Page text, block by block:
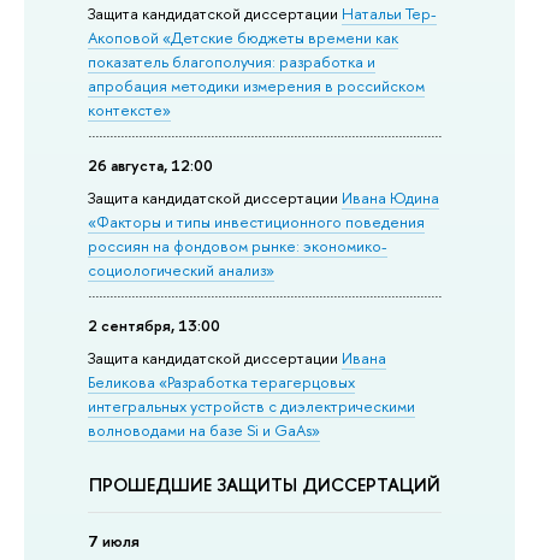
Защита кандидатской диссертации Натальи Тер-
Акоповой «Детские бюджеты времени как
показатель благополучия: разработка и
апробация методики измерения в российском
контексте»
26 августа, 12:00
Защита кандидатской диссертации Ивана Юдина
«Факторы и типы инвестиционного поведения
россиян на фондовом рынке: экономико-
социологический анализ»
2 сентября, 13:00
Защита кандидатской диссертации Ивана
Беликова «Разработка терагерцовых
интегральных устройств с диэлектрическими
волноводами на базе Si и GaAs»
ПРОШЕДШИЕ ЗАЩИТЫ ДИССЕРТАЦИЙ
7 июля